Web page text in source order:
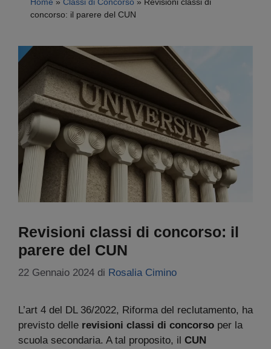
concorso: il parere del CUN
Revisioni classi di concorso: il
parere del CUN
22 Gennaio 2024 di Rosalia Cimino
L’art 4 del DL 36/2022, Riforma del reclutamento, ha
previsto delle revisioni classi di concorso per la
scuola secondaria. A tal proposito, il CUN